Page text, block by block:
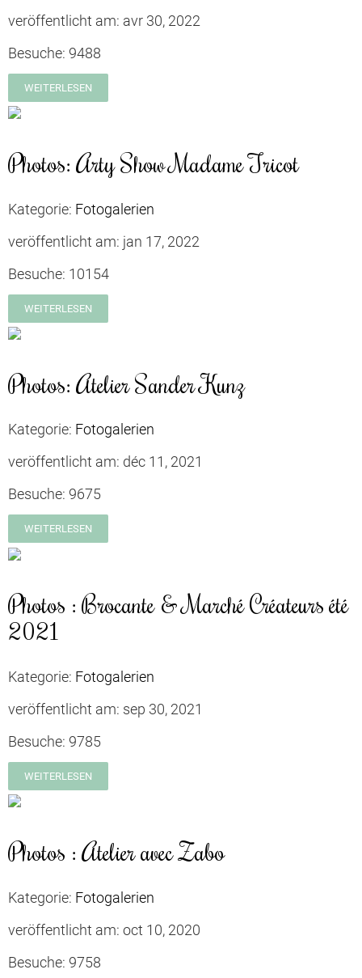
veröffentlicht am: avr 30, 2022
Besuche: 9488
WEITERLESEN
Photos: Arty Show Madame Tricot
Kategorie: Fotogalerien
veröffentlicht am: jan 17, 2022
Besuche: 10154
WEITERLESEN
Photos: Atelier Sander Kunz
Kategorie: Fotogalerien
veröffentlicht am: déc 11, 2021
Besuche: 9675
WEITERLESEN
Photos : Brocante & Marché Créateurs été
2021
Kategorie: Fotogalerien
veröffentlicht am: sep 30, 2021
Besuche: 9785
WEITERLESEN
Photos : Atelier avec Zabo
Kategorie: Fotogalerien
veröffentlicht am: oct 10, 2020
Besuche: 9758